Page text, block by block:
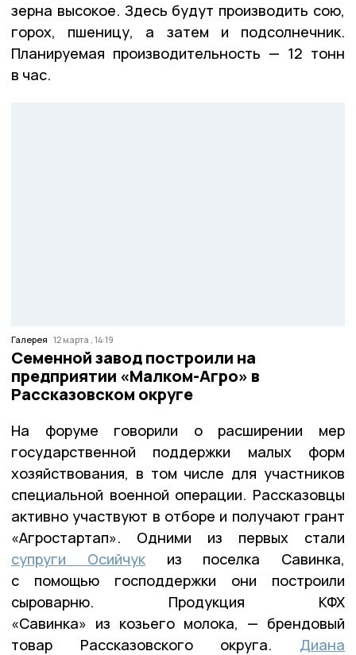
зерна высокое. Здесь будут производить сою,
горох, пшеницу, а затем и подсолнечник.
Планируемая производительность — 12 тонн
в час.
Галерея 12 марта , 14:19
Семенной завод построили на
предприятии «Малком-Агро» в
Рассказовском округе
На форуме говорили о расширении мер
государственной поддержки малых форм
хозяйствования, в том числе для участников
специальной военной операции. Рассказовцы
активно участвуют в отборе и получают грант
«Агростартап». Одними из первых стали
супруги Осийчукиз поселка Савинка,
с помощью господдержки они построили
сыроварню. Продукция КФХ
«Савинка» из козьего молока, — брендовый
товар Рассказовского округа. Диана